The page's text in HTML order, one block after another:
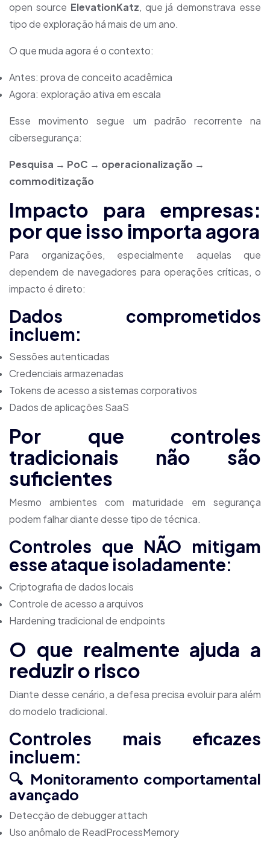
open source ElevationKatz, que já demonstrava esse
tipo de exploração há mais de um ano.
O que muda agora é o contexto:
Antes: prova de conceito acadêmica
Agora: exploração ativa em escala
Esse movimento segue um padrão recorrente na
cibersegurança:
Pesquisa → PoC → operacionalização →
commoditização
Impacto para empresas:
por que isso importa agora
Para organizações, especialmente aquelas que
dependem de navegadores para operações críticas, o
impacto é direto:
Dados comprometidos
incluem:
Sessões autenticadas
Credenciais armazenadas
Tokens de acesso a sistemas corporativos
Dados de aplicações SaaS
Por que controles
tradicionais não são
suficientes
Mesmo ambientes com maturidade em segurança
podem falhar diante desse tipo de técnica.
Controles que NÃO mitigam
esse ataque isoladamente:
Criptografia de dados locais
Controle de acesso a arquivos
Hardening tradicional de endpoints
O que realmente ajuda a
reduzir o risco
Diante desse cenário, a defesa precisa evoluir para além
do modelo tradicional.
Controles mais eficazes
incluem:
🔍 Monitoramento comportamental
avançado
Detecção de debugger attach
Uso anômalo de ReadProcessMemory